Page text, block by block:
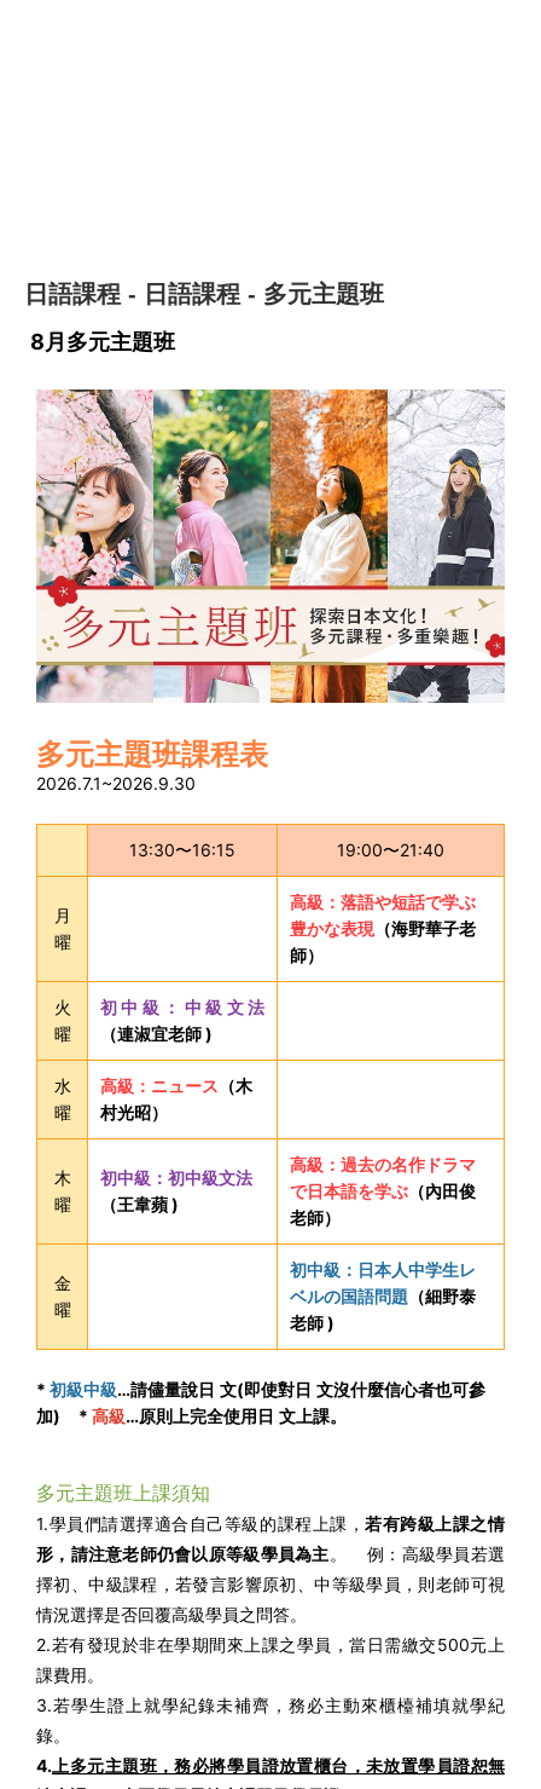
日語課程 - 日語課程 - 多元主題班
8月多元主題班
多元主題班課程表
2026.7.1~2026.9.30
13:30〜16:15 19:00〜21:40
月
曜
高級：落語や短話で学ぶ
豊かな表現（海野華子老
師）
火
曜
初中級：中級文法
（連淑宜老師 )
水
曜
高級：ニュース （木
村光昭）
木
曜
初中級：初中級文法
（王韋蘋 )
高級：過去の名作ドラマ
で日本語を学ぶ （內田俊
老師）
金
曜
初中級：日本人中学生レ
ベルの国語問題 （細野泰
老師 )
* 初級中級…請儘量說日 文(即使對日 文沒什麼信心者也可參
加) * 高級…原則上完全使用日 文上課。
多元主題班上課須知
1.學員們請選擇適合自己等級的課程上課，若有跨級上課之情
形，請注意老師仍會以原等級學員為主。 例：高級學員若選
擇初、中級課程，若發言影響原初、中等級學員，則老師可視
情況選擇是否回覆高級學員之問答。
2.若有發現於非在學期間來上課之學員，當日需繳交500元上
課費用。
3.若學生證上就學紀錄未補齊，務必主動來櫃檯補填就學紀
錄。
4. 上多元主題班，務必將學員證放置櫃台，未放置學員證恕無